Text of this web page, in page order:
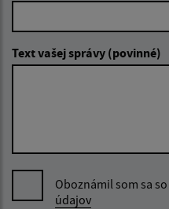
Text vašej správy (povinné)
Oboznámil som sa so
údajov